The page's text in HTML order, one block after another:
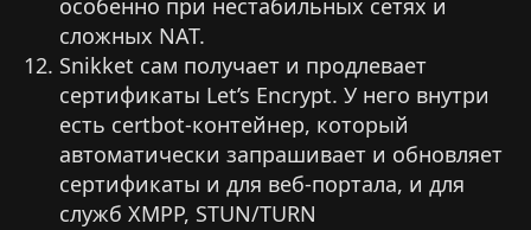
особенно при нестабильных сетях и
сложных NAT.
Snikket сам получает и продлевает
сертификаты Let’s Encrypt. У него внутри
есть certbot-контейнер, который
автоматически запрашивает и обновляет
сертификаты и для веб‑портала, и для
служб XMPP, STUN/TURN